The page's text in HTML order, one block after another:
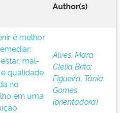
Author(s)
é melhor
mal-
qualidade
no
em uma
Alves, Mara
Clélia Brito;
Figueira, Tânia
Gomes
(orientadora)